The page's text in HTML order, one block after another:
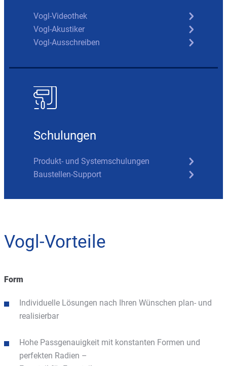
Vogl-Videothek
Vogl-Akustiker
Vogl-Ausschreiben
Schulungen
Produkt- und Systemschulungen
Baustellen-Support
Vogl-Vorteile
Form
Individuelle Lösungen nach Ihren Wünschen plan- und
realisierbar
Hohe Passgenauigkeit mit konstanten Formen und
perfekten Radien –